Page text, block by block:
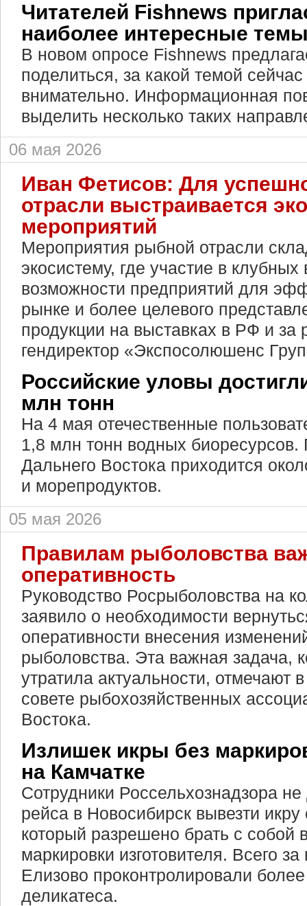
Читателей Fishnews
наиболее интересные
В новом опросе Fishnews
поделиться, за какой темой
внимательно. Информационная
выделить несколько таких
06 мая 2026
Иван Фетисов: Для
отрасли выстраивается
мероприятий
Мероприятия рыбной отрасли
экосистему, где участие в клубных
возможности предприятий для
рынке и более целевого
продукции на выставках в РФ и за
гендиректор «Экспосолюшенс
Российские уловы
млн тонн
На 4 мая отечественные
1,8 млн тонн водных
Дальнего Востока приходится
и морепродуктов.
05 мая 2026
Правилам рыболовства
оперативность
Руководство Росрыболовства на
заявило о необходимости
оперативности внесения
рыболовства. Эта важная задача,
утратила актуальности, отмечают
совете рыбохозяйственных
Востока.
Излишек икры без
на Камчатке
Сотрудники Россельхознадзора
рейса в Новосибирск вывезти
который разрешено брать с собой
маркировки изготовителя. Всего
Елизово проконтролировали
деликатеса.